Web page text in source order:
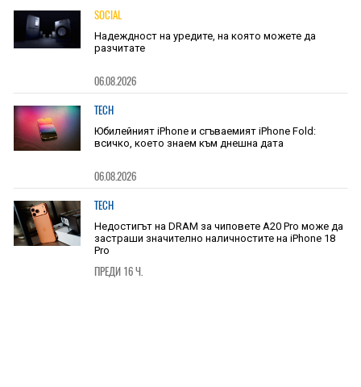
SOCIAL
Надеждност на уредите, на която можете да
разчитате
06.08.2026
TECH
Юбилейният iPhone и сгъваемият iPhone Fold:
всичко, което знаем към днешна дата
06.08.2026
TECH
Недостигът на DRAM за чиповете A20 Pro може да
застраши значително наличностите на iPhone 18
Pro
ПРЕДИ 16 Ч.